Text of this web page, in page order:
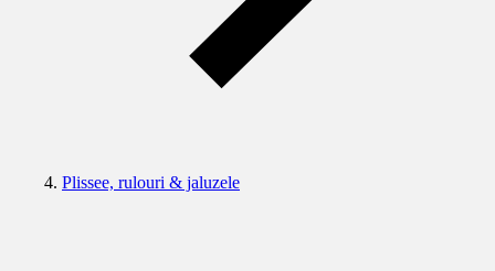
Plissee, rulouri & jaluzele